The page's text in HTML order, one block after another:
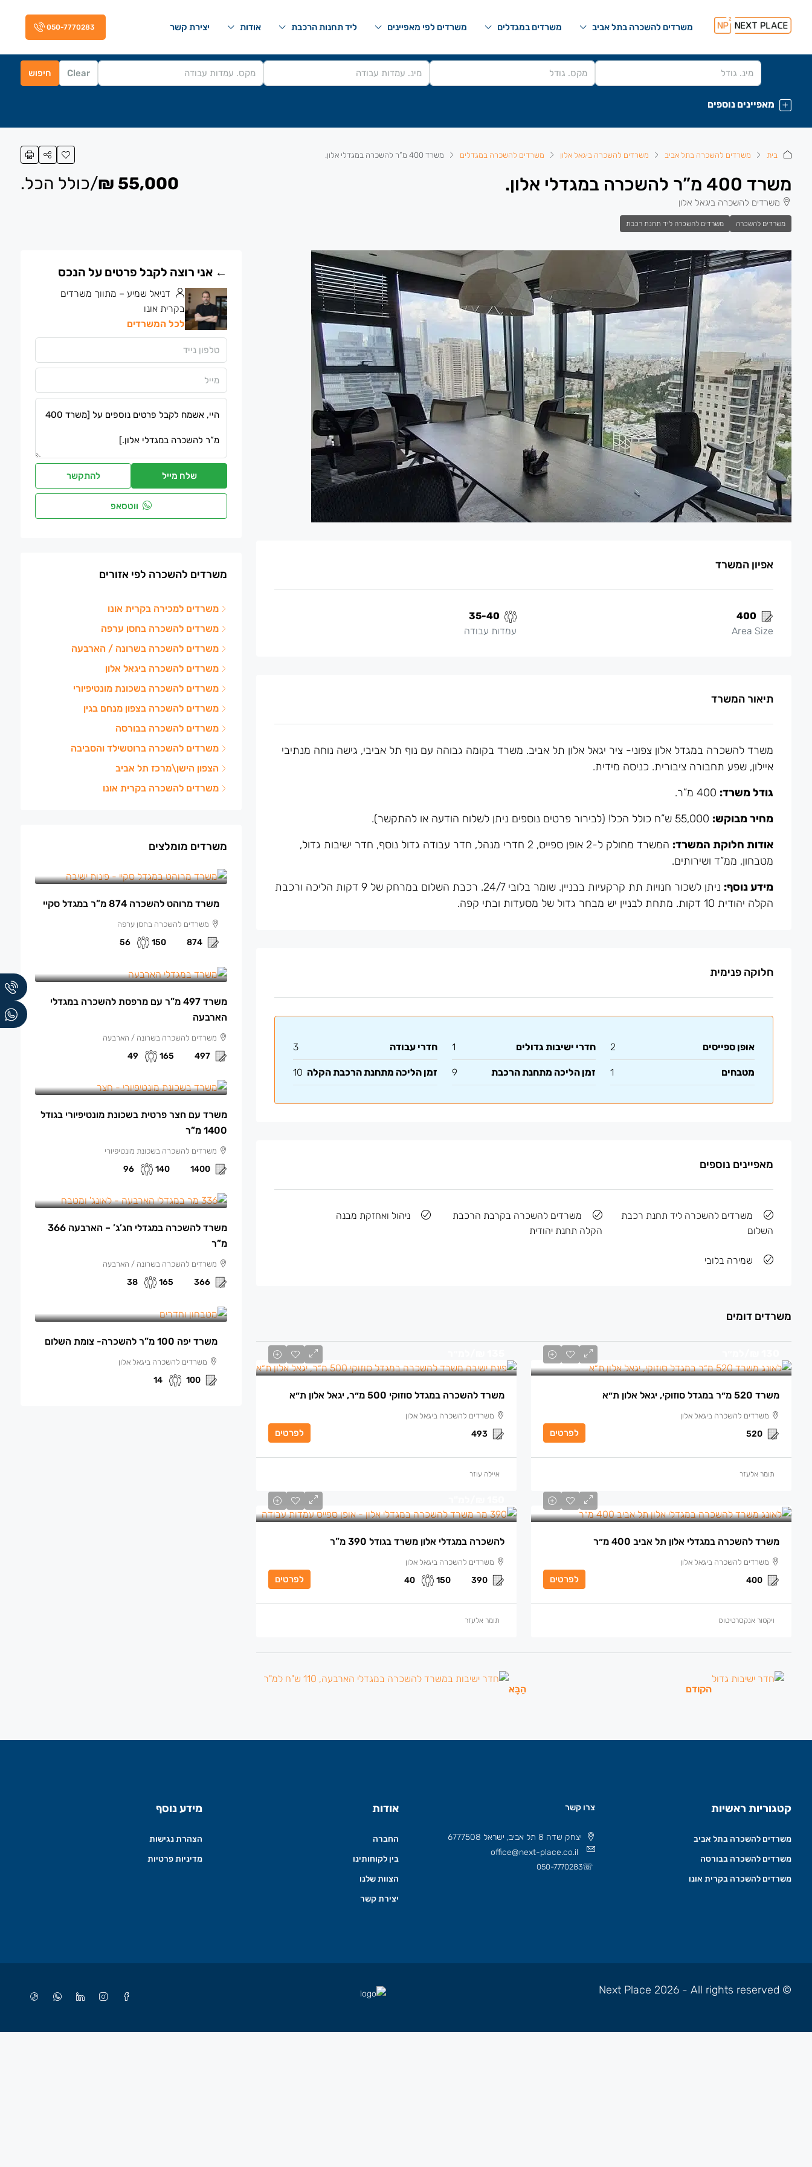
משרדים להשכרה בתל אביב משרדים במגדלים משרדים לפי מאפיינים ליד תחנות הרכבת אודות יצירת קשר 050-7770283
Clear חיפוש
מאפיינים נוספים
בית משרדים להשכרה בתל אביב משרדים להשכרה ביגאל אלון משרדים להשכרה במגדלים משרד 400 מ”ר להשכרה במגדלי אלון.
משרד 400 מ”ר להשכרה במגדלי אלון.
משרדים להשכרה ביגאל אלון
משרדים להשכרה משרדים להשכרה ליד תחנת רכבת
55,000 ₪ /כולל הכל.
אפיון המשרד
400
Area Size
35-40
עמדות עבודה
תיאור המשרד
משרד להשכרה במגדל אלון צפוני- ציר יגאל אלון תל אביב. משרד בקומה גבוהה עם נוף תל אביבי, גישה נוחה מנתיבי
איילון, שפע תחבורה ציבורית. כניסה מידית.
גודל משרד:
מחיר מבוקש:
אודות חלוקת המשרד:
המשרד מחולק ל-2 אופן ספייס, 2 חדרי מנהל, חדר עבודה גדול נוסף, חדר ישיבות גדול,
מטבחון, ממ”ד ושירותים.
מידע נוסף:
ניתן לשכור חנויות תת קרקעיות בבניין. שומר בלובי 24/7. רכבת השלום במרחק של 9 דקות הליכה ורכבת
הקלה יהודית 10 דקות. מתחת לבניין יש מבחר גדול של מסעדות ובתי קפה.
חלוקה פנימית
אופן ספייסים 2 חדרי ישיבות גדולים 1 חדרי עבודה 3
מטבחים 1 זמן הליכה מתחנת הרכבת 9 זמן הליכה מתחנת הרכבת הקלה 10
מאפיינים נוספים
משרדים להשכרה ליד תחנת רכבת
השלום
משרדים להשכרה בקרבת הרכבת
הקלה תחנת יהודית
ניהול ואחזקת מבנה
שמירה בלובי
משרדים דומים
משרד 520 מ״ר במגדל סוזוקי, יגאל אלון ת״א
משרדים להשכרה ביגאל אלון
520 לפרטים
תומר אלעזר
משרד להשכרה במגדל סוזוקי 500 מ״ר, יגאל אלון ת״א
משרדים להשכרה ביגאל אלון
493 לפרטים
איילה עוזר
משרד להשכרה במגדלי אלון תל אביב 400 מ״ר
משרדים להשכרה ביגאל אלון
400 לפרטים
ויקטור אנקסרטיטוס
להשכרה במגדלי אלון משרד בגודל 390 מ”ר
משרדים להשכרה ביגאל אלון
390
150
40 לפרטים
תומר אלעזר
הקודם הַבָּא
דניאל שמיע – מתווך משרדים
בקרית אונו
לכל המשרדים
שלח מייל להתקשר
ווטסאפ
משרדים להשכרה לפי אזורים
משרדים למכירה בקרית אונו
משרדים להשכרה בחסן ערפה
משרדים להשכרה בשרונה / הארבעה
משרדים להשכרה ביגאל אלון
משרדים להשכרה בשכונת מונטיפיורי
משרדים להשכרה בצפון מנחם בגין
משרדים להשכרה בבורסה
משרדים להשכרה ברוטשילד והסביבה
הצפון הישן\מרכז תל אביב
משרדים להשכרה בקרית אונו
משרדים מומלצים
משרד מרוהט להשכרה 874 מ”ר במגדל סקיי
משרדים להשכרה בחסן ערפה
874
150
56
משרד 497 מ”ר עם מרפסת להשכרה במגדלי
הארבעה
משרדים להשכרה בשרונה / הארבעה
497
165
49
משרד עם חצר פרטית בשכונת מונטיפיורי בגודל
1400 מ”ר
משרדים להשכרה בשכונת מונטיפיורי
1400
140
96
משרד להשכרה במגדלי חג’ג’ – הארבעה 366
מ”ר
משרדים להשכרה בשרונה / הארבעה
366
165
38
משרד יפה 100 מ”ר להשכרה- צומת השלום
משרדים להשכרה ביגאל אלון
100
14
קטגוריות ראשיות
משרדים להשכרה בתל אביב
משרדים להשכרה בבורסה
משרדים להשכרה בקרית אונו
צרו קשר
יצחק שדה 8 תל אביב, ישראל 6777508
office@next-place.co.il
☏
050-7770283
אודות
החברה
בין לקוחותינו
הצוות שלנו
יצירת קשר
מידע נוסף
הצהרת נגישות
מדיניות פרטיות
© Next Place 2026 - All rights reserved